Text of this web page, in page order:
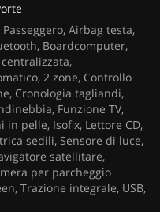
Airbag testa,
Boardcomputer,
2 zone, Controllo
Cronologia tagliandi,
Funzione TV,
pelle, Isofix, Lettore CD,
sedili, Sensore di luce,
satellitare,
per parcheggio
Trazione integrale, USB,